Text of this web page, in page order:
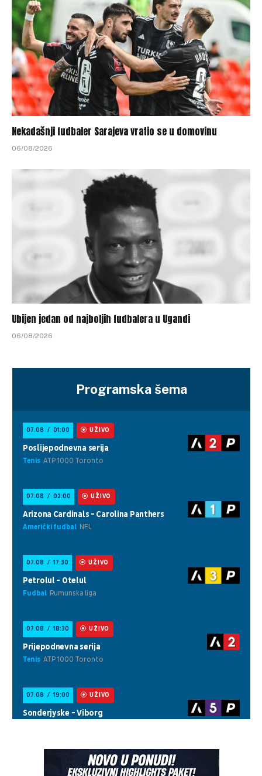
Nekadašnji fudbaler Sarajeva vratio se u domovinu
06/08/2026
Ubijen jedan od najboljih fudbalera u Ugandi
06/08/2026
Programska šema